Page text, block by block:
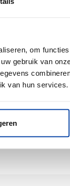
om
gebruik van
van hun services.
voorbeeld
snel